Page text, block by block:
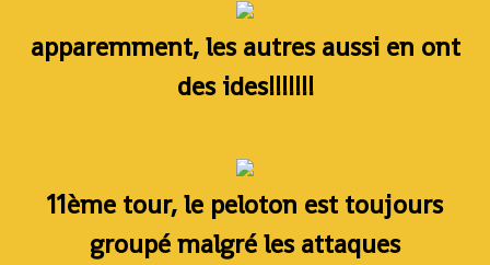
apparemment, les autres aussi en ont
des ides!!!!!!!
11ème tour, le peloton est toujours
groupé malgré les attaques